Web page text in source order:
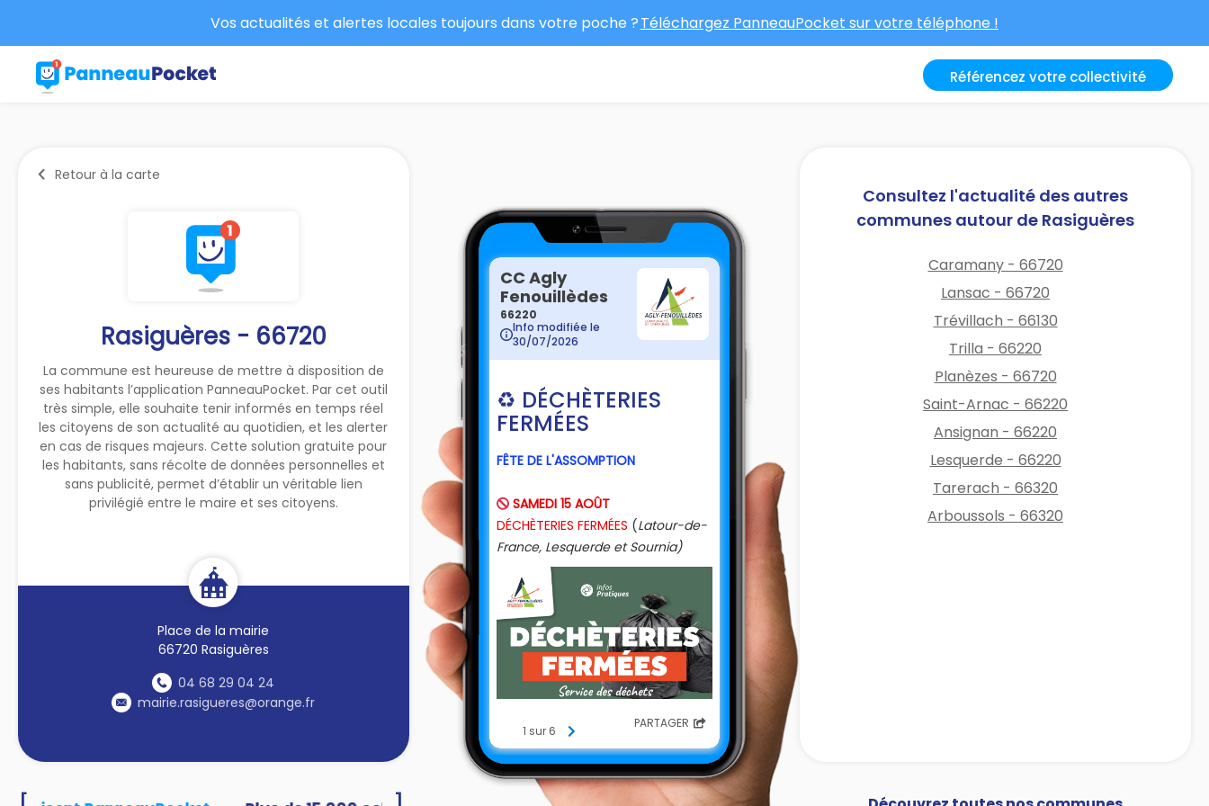
Vos actualités et alertes locales toujours dans votre poche ?Téléchargez PanneauPocket sur votre téléphone !
Référencez votre collectivité
Retour à la carte
Rasiguères - 66720
La commune est heureuse de mettre à disposition de
ses habitants l’application PanneauPocket. Par cet outil
très simple, elle souhaite tenir informés en temps réel
les citoyens de son actualité au quotidien, et les alerter
en cas de risques majeurs. Cette solution gratuite pour
les habitants, sans récolte de données personnelles et
sans publicité, permet d’établir un véritable lien
privilégié entre le maire et ses citoyens.
Place de la mairie
66720 Rasiguères
04 68 29 04 24
mairie.rasigueres@orange.fr
CC Agly
Fenouillèdes
66220
Info modifiée le
30/07/2026
♻ DÉCHÈTERIES
FERMÉES
FÊTE DE L'ASSOMPTION
🚫 SAMEDI 15 AOÛT
DÉCHÈTERIES FERMÉES (Latour-de-
France, Lesquerde et Sournia)
1 sur 6 PARTAGER
Consultez l'actualité des autres
communes autour de Rasiguères
Caramany - 66720
Lansac - 66720
Trévillach - 66130
Trilla - 66220
Planèzes - 66720
Saint-Arnac - 66220
Ansignan - 66220
Lesquerde - 66220
Tarerach - 66320
Arboussols - 66320